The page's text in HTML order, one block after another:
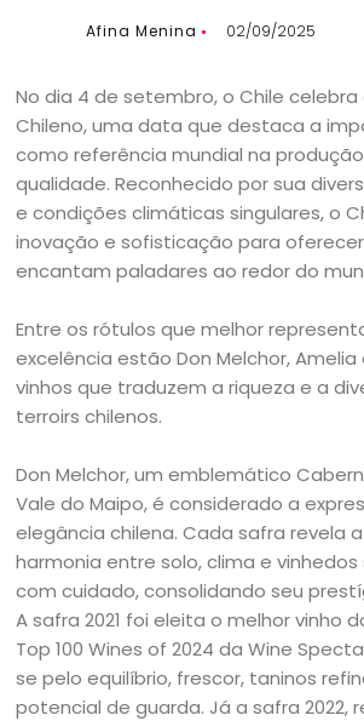
Afina Menina 02/09/2025
No dia 4 de setembro, o Chile celebra
Chileno, uma data que destaca a
como referência mundial na
qualidade. Reconhecido por sua
e condições climáticas singulares, o
inovação e sofisticação para
encantam paladares ao redor do
Entre os rótulos que melhor
excelência estão Don Melchor, Amelia
vinhos que traduzem a riqueza e a
terroirs chilenos.
Don Melchor, um emblemático
Vale do Maipo, é considerado a
elegância chilena. Cada safra revela
harmonia entre solo, clima e
com cuidado, consolidando seu
A safra 2021 foi eleita o melhor vinho
Top 100 Wines of 2024 da Wine
se pelo equilíbrio, frescor, taninos
potencial de guarda. Já a safra 2022,